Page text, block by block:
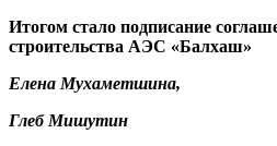
Итогом стало подписание
строительства АЭС «Балхаш»
Елена Мухаметшина,
Глеб Мишутин